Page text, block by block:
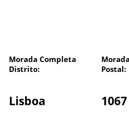
Morada Completa
Distrito:
Postal:
Lisboa 1067